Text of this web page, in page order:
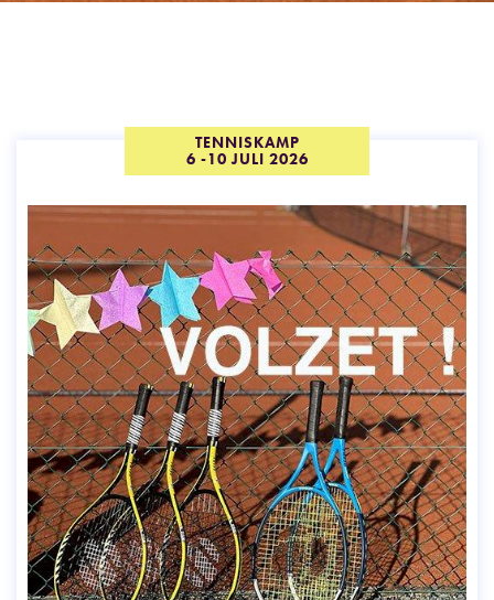
TENNISKAMP
6 -10 JULI 2026